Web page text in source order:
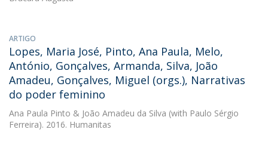
ARTIGO
Lopes, Maria José, Pinto, Ana Paula, Melo,
António, Gonçalves, Armanda, Silva, João
Amadeu, Gonçalves, Miguel (orgs.), Narrativas
do poder feminino
Ana Paula Pinto & João Amadeu da Silva (with Paulo Sérgio
Ferreira). 2016. Humanitas